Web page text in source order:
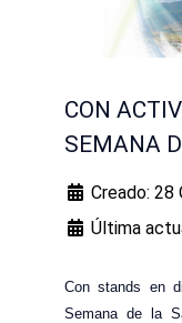
CON
SEMANA
Creado: 28
Última
Con stands en
Semana de la